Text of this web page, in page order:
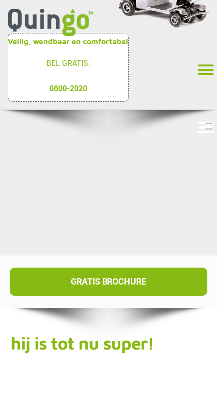
Veilig, wendbaar en comfortabel
BEL GRATIS:
0800-2020
GRATIS BROCHURE
hij is tot nu super!